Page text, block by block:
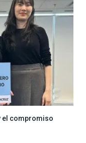
el compromiso